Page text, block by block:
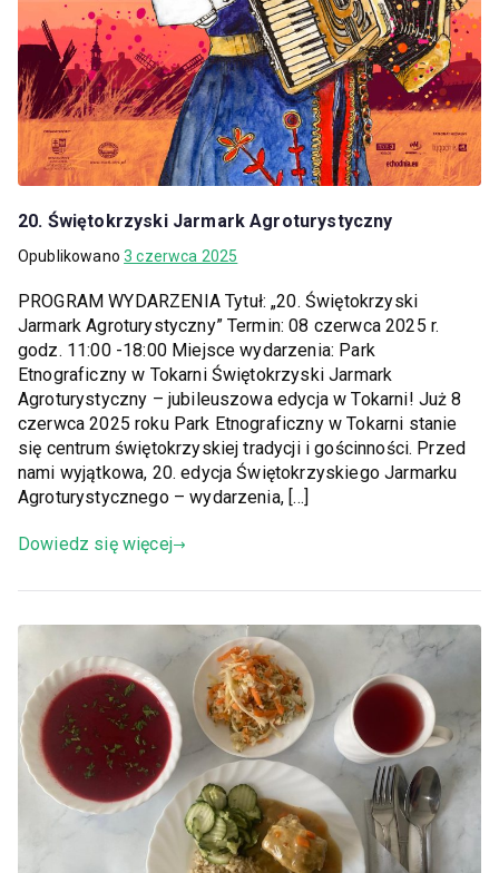
20. Świętokrzyski Jarmark Agroturystyczny
Opublikowano3 czerwca 2025
PROGRAM WYDARZENIA Tytuł: „20. Świętokrzyski
Jarmark Agroturystyczny” Termin: 08 czerwca 2025 r.
godz. 11:00 -18:00 Miejsce wydarzenia: Park
Etnograficzny w Tokarni Świętokrzyski Jarmark
Agroturystyczny – jubileuszowa edycja w Tokarni! Już 8
czerwca 2025 roku Park Etnograficzny w Tokarni stanie
się centrum świętokrzyskiej tradycji i gościnności. Przed
nami wyjątkowa, 20. edycja Świętokrzyskiego Jarmarku
Agroturystycznego – wydarzenia, […]
Dowiedz się więcej